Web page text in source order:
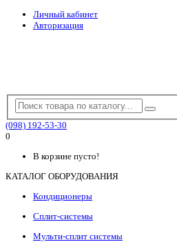
Личный кабинет
Авторизация
(098) 192-53-30
0
В корзине пусто!
КАТАЛОГ ОБОРУДОВАНИЯ
Кондиционеры
Сплит-системы
Мульти-сплит системы